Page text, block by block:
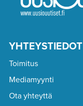
YHTEYSTIEDOT
Toimitus
Mediamyynti
Ota yhteyttä